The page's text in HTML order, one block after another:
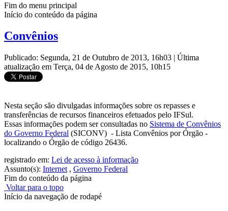
Fim do menu principal
Início do conteúdo da página
Convênios
Publicado: Segunda, 21 de Outubro de 2013, 16h03 | Última
atualização em Terça, 04 de Agosto de 2015, 10h15
Nesta seção são divulgadas informações sobre os repasses e
transferências de recursos financeiros efetuados pelo IFSul.
Essas informações podem ser consultadas no Sistema de Convênios
do Governo Federal (SICONV) - Lista Convênios por Órgão -
localizando o Órgão de código 26436.
registrado em: Lei de acesso à informação
Assunto(s): Internet , Governo Federal
Fim do conteúdo da página
Voltar para o topo
Início da navegação de rodapé